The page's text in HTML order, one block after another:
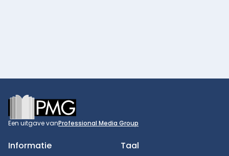
Footer
Een uitgave vanProfessional Media Group
Informatie Taal